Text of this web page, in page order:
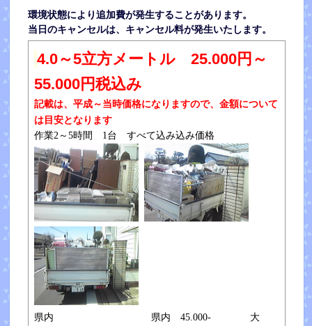
環境状態により追加費が発生することがあります。
当日のキャンセルは、キャンセル料が発生いたします。
4.0～5立方メートル 25.000円～
55.000円税込み
記載は、平成～当時価格になりますので、金額について
は目安となります
作業2～5時間 1台 すべて込み込み価格
県内 県内 45.000- 大